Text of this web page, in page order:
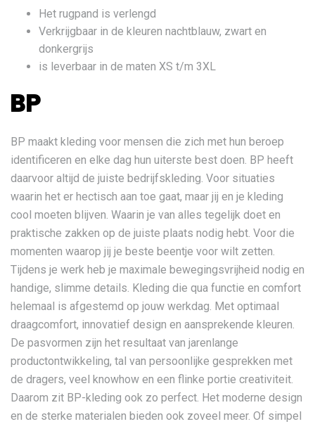
Het rugpand is verlengd
Verkrijgbaar in de kleuren nachtblauw, zwart en
donkergrijs
is leverbaar in de maten XS t/m 3XL
BP
BP maakt kleding voor mensen die zich met hun beroep
identificeren en elke dag hun uiterste best doen. BP heeft
daarvoor altijd de juiste bedrijfskleding. Voor situaties
waarin het er hectisch aan toe gaat, maar jij en je kleding
cool moeten blijven. Waarin je van alles tegelijk doet en
praktische zakken op de juiste plaats nodig hebt. Voor die
momenten waarop jij je beste beentje voor wilt zetten.
Tijdens je werk heb je maximale bewegingsvrijheid nodig en
handige, slimme details. Kleding die qua functie en comfort
helemaal is afgestemd op jouw werkdag. Met optimaal
draagcomfort, innovatief design en aansprekende kleuren.
De pasvormen zijn het resultaat van jarenlange
productontwikkeling, tal van persoonlijke gesprekken met
de dragers, veel knowhow en een flinke portie creativiteit.
Daarom zit BP-kleding ook zo perfect. Het moderne design
en de sterke materialen bieden ook zoveel meer. Of simpel